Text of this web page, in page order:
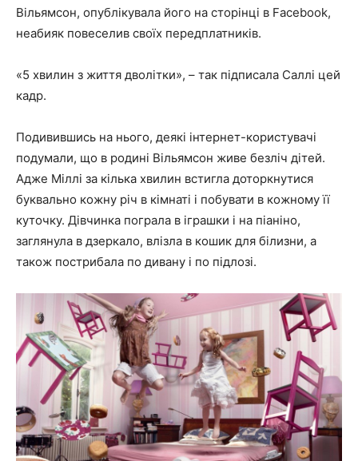
Вільямсон, опублікувала його на сторінці в Facebook,
неабияк повеселив своїх передплатників.
«5 хвилин з життя дволітки», – так підписала Саллі цей
кадр.
Подивившись на нього, деякі інтернет-користувачі
подумали, що в родині Вільямсон живе безліч дітей.
Адже Міллі за кілька хвилин встигла доторкнутися
буквально кожну річ в кімнаті і побувати в кожному її
куточку. Дівчинка пограла в іграшки і на піаніно,
заглянула в дзеркало, влізла в кошик для білизни, а
також пострибала по дивану і по підлозі.